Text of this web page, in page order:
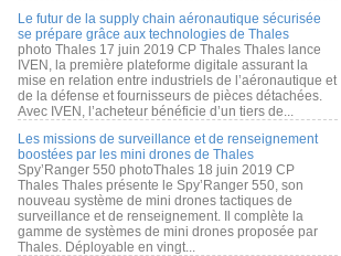
Le futur de la supply chain aéronautique sécurisée
se prépare grâce aux technologies de Thales
photo Thales 17 juin 2019 CP Thales Thales lance
IVEN, la première plateforme digitale assurant la
mise en relation entre industriels de l’aéronautique et
de la défense et fournisseurs de pièces détachées.
Avec IVEN, l’acheteur bénéficie d’un tiers de...
Les missions de surveillance et de renseignement
boostées par les mini drones de Thales
Spy’Ranger 550 photoThales 18 juin 2019 CP
Thales Thales présente le Spy’Ranger 550, son
nouveau système de mini drones tactiques de
surveillance et de renseignement. Il complète la
gamme de systèmes de mini drones proposée par
Thales. Déployable en vingt...